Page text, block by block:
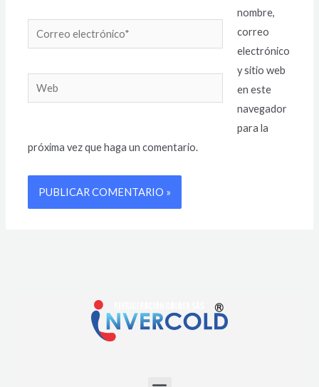
nombre,
correo
electrónico
y sitio web
en este
navegador
para la
próxima vez que haga un comentario.